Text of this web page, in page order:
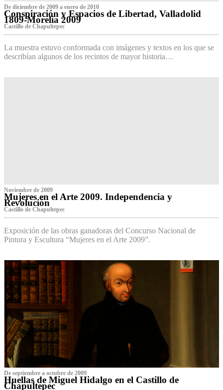
De diciembre de 2009 a enero de 2010
Conspiración y Espacios de Libertad, Valladolid
1809-Morelia 2009
Castillo de Chapultepec
La muestra estuvo conformada con imágenes y textos en los que se
describían algunos de los recintos de mayor historia…
Noviembre de 2009
Mujeres en el Arte 2009. Independencia y
Revolución
Castillo de Chapultepec
Exposición de las obras ganadoras del Concurso Nacional de
Pintura y Escultura “Mujeres en el Arte 2009”.
De septiembre a octubre de 2009
Huellas de Miguel Hidalgo en el Castillo de
Chapultepec